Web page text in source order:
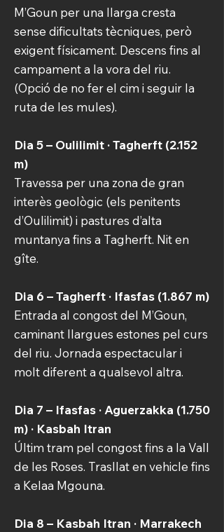
M’Goun per una llarga cresta
sense dificultats tècniques, però
exigent físicament. Descens fins al
campament a la vora del riu.
(Opció de no fer el cim i seguir la
ruta de les mules).
Dia 5 – Oulilimit · Tagherft (2.152
m)
Travessa per una zona de gran
interès geològic (els penitents
d’Oulilimit) i pastures d’alta
muntanya fins a Tagherft. Nit en
gîte.
Dia 6 – Tagherft · Ifasfas (1.867 m)
Entrada al congost del M’Goun,
caminant llargues estones pel curs
del riu. Jornada espectacular i
molt diferent a qualsevol altra.
Dia 7 – Ifasfas · Aguerzakka (1.750
m) · Kasbah Itran
Últim tram pel congost fins a la Vall
de les Roses. Trasllat en vehicle fins
a Kelaa Mgouna.
Dia 8 – Kasbah Itran · Marrakech